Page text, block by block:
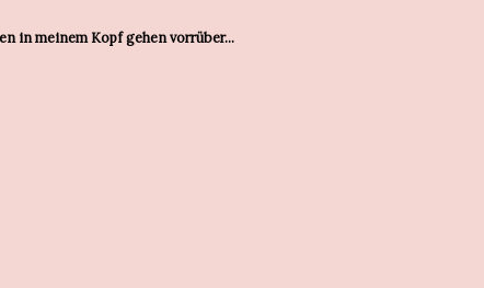
in meinem Kopf gehen vorrüber...